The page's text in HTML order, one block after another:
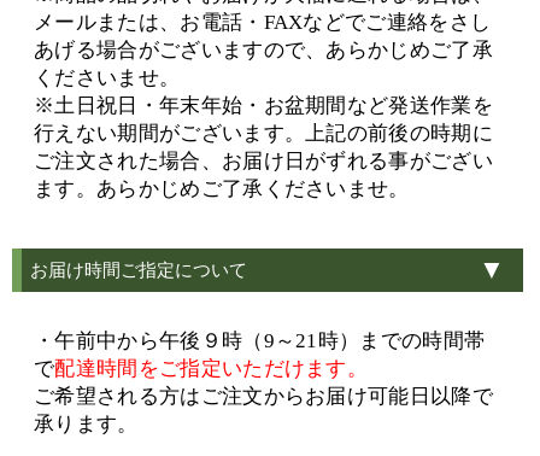
メールまたは、お電話・FAXなどでご連絡をさし
あげる場合がございますので、あらかじめご了承
くださいませ。
※土日祝日・年末年始・お盆期間など発送作業を
行えない期間がございます。上記の前後の時期に
ご注文された場合、お届け日がずれる事がござい
ます。あらかじめご了承くださいませ。
お届け時間ご指定について
・午前中から午後９時（9～21時）までの時間帯
で配達時間をご指定いただけます。
ご希望される方はご注文からお届け可能日以降で
承ります。